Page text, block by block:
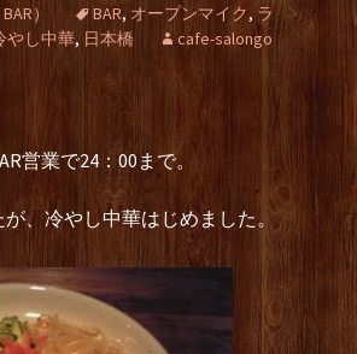
）
BAR, オープンマイク, ラ
やし中華, 日本橋 cafe-salongo
営業で24：00まで。
、冷やし中華はじめました。